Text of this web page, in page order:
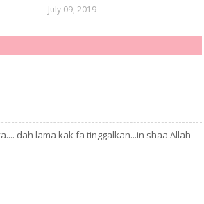
July 09, 2019
dah lama kak fa tinggalkan...in shaa Allah